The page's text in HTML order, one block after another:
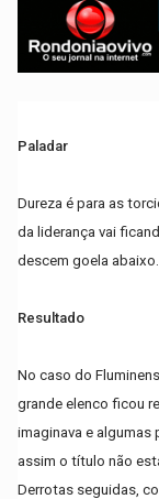
Paladar
Dureza é para as
da liderança vai
descem goela abaixo.
Resultado
No caso do
grande elenco ficou
imaginava e algumas
assim o título não
Derrotas seguidas,